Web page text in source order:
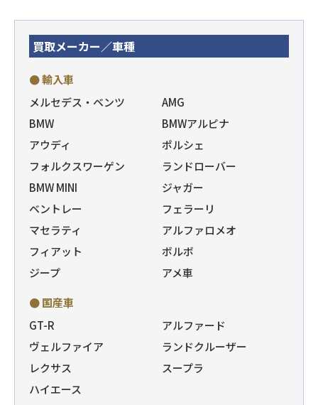
買取メーカー／車種
● 輸入車
メルセデス・ベンツ
AMG
BMW
BMWアルピナ
アウディ
ポルシェ
フォルクスワーゲン
ランドローバー
BMW MINI
ジャガー
ベントレー
フェラーリ
マセラティ
アルファロメオ
フィアット
ボルボ
ジープ
アメ車
● 国産車
GT-R
アルファード
ヴェルファイア
ランドクルーザー
レクサス
スープラ
ハイエース